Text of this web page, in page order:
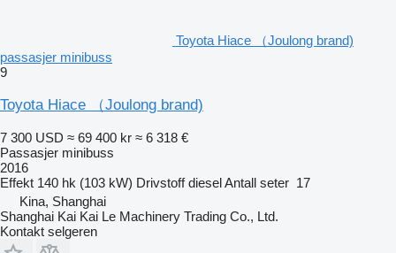
Toyota Hiace （Joulong brand)
passasjer minibuss
9
Toyota Hiace （Joulong brand)
7 300 USD ≈ 69 400 kr ≈ 6 318 €
Passasjer minibuss
2016
Effekt 140 hk (103 kW) Drivstoff dieselAntall seter 17
Kina, Shanghai
Shanghai Kai Kai Le Machinery Trading Co., Ltd.
Kontakt selgeren